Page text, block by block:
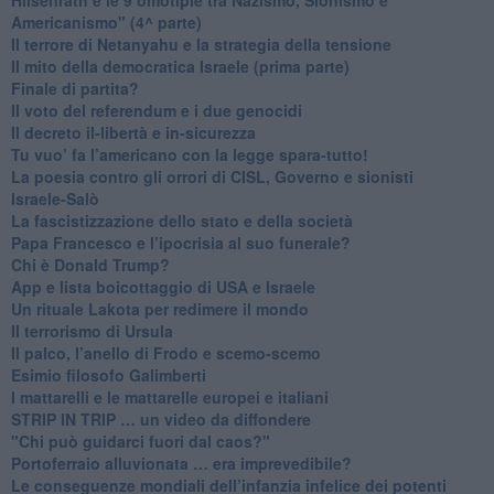
Americanismo" (4^ parte)
​Il terrore di Netanyahu e la strategia della tensione
Il mito della democratica Israele (prima parte)
​Finale di partita?
​Il voto del referendum e i due genocidi
Il decreto il-libertà e in-sicurezza
Tu vuo’ fa l’americano con la legge spara-tutto!
La poesia contro gli orrori di CISL, Governo e sionisti
Israele-Salò
​La fascistizzazione dello stato e della società
Papa Francesco e l’ipocrisia al suo funerale?
​Chi è Donald Trump?
App e lista boicottaggio di USA e Israele
​Un rituale Lakota per redimere il mondo
Il terrorismo di Ursula
​Il palco, l’anello di Frodo e scemo-scemo
Esimio filosofo Galimberti
​I mattarelli e le mattarelle europei e italiani
​STRIP IN TRIP … un video da diffondere
"Chi può guidarci fuori dal caos?"
​Portoferraio alluvionata … era imprevedibile?
Le conseguenze mondiali dell’infanzia infelice dei potenti